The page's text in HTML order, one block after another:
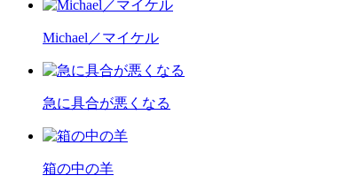
Michael／マイケル
急に具合が悪くなる
箱の中の羊